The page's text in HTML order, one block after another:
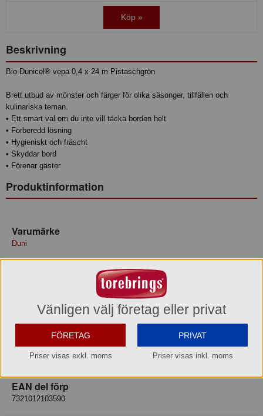
Köp »
Beskrivning
Bio Dunicel® vepa 0,4 x 24 m Pistaschgrön
Brett utbud av mönster och färger för olika säsonger, tillfällen och
kulinariska teman.
• Ett smart val om du inte vill täcka borden helt
• Förberedd lösning
• Hygieniskt och fräscht
• Skyddar bord
• Förenar gäster
Produktinformation
Varumärke
Duni
Leverantör
Lev art nr
210359
EAN del förp
7321012103590
Vänligen välj företag eller privat
FÖRETAG
Priser visas exkl. moms
PRIVAT
Priser visas inkl. moms